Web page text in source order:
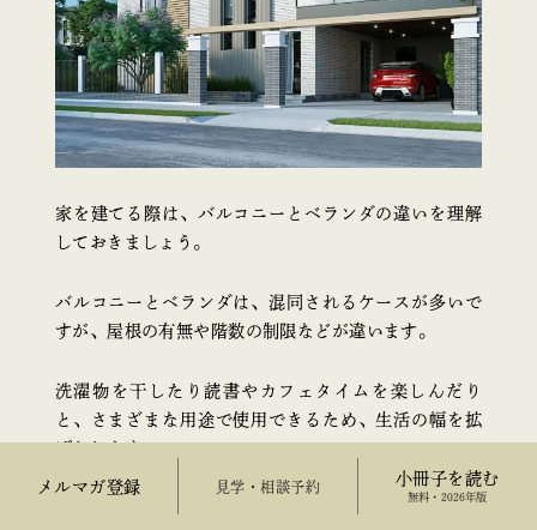
メルマガ登録 来場予約 小冊子を読む
無料・2026年版
家を建てる際は、バルコニーとベランダの違いを理解
しておきましょう。
バルコニーとベランダは、混同されるケースが多いで
すが、屋根の有無や階数の制限などが違います。
洗濯物を干したり読書やカフェタイムを楽しんだり
と、さまざまな用途で使用できるため、生活の幅を拡
げられます。